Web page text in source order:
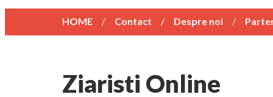
HOME Contact Despre noi
Ziaristi Online